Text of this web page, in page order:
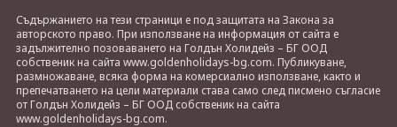
Съдържанието на тези страници е под защитата на Закона за
авторското право. При използване на информация от сайта е
задължително позоваването на Голдън Холидейз – БГ ООД
собственик на сайта www.goldenholidays-bg.com. Публикуване,
размножаване, всяка форма на комерсиално използване, както и
препечатването на цели материали става само след писмено съгласие
от Голдън Холидейз – БГ ООД собственик на сайта
www.goldenholidays-bg.com.